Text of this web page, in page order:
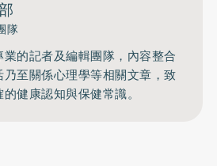
隊
業的記者及編輯團隊，內容整合
至關係心理學等相關文章，致
健康認知與保健常識。